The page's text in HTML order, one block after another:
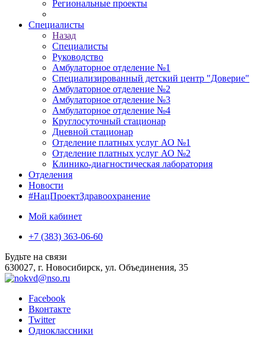
Региональные проекты
Специалисты
Назад
Специалисты
Руководство
Амбулаторное отделение №1
Специализированный детский центр "Доверие"
Амбулаторное отделение №2
Амбулаторное отделение №3
Амбулаторное отделение №4
Круглосуточный стационар
Дневной стационар
Отделение платных услуг АО №1
Отделение платных услуг АО №2
Клинико-диагностическая лаборатория
Отделения
Новости
#НацПроектЗдравоохранение
Мой кабинет
+7 (383) 363-06-60
Будьте на связи
630027, г. Новосибирск, ул. Объединения, 35
Facebook
Вконтакте
Twitter
Одноклассники